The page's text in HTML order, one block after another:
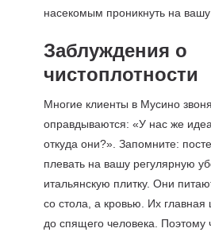
насекомым проникнуть на вашу
Заблуждения о
чистоплотности
Многие клиенты в Мусино
оправдываются: «У нас же
откуда они?». Запомните:
плевать на вашу регулярную
итальянскую плитку. Они
со стола, а кровью. Их
до спящего человека. Поэтому